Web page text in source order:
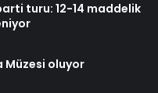
turu: 12-14 maddelik
Müzesi oluyor